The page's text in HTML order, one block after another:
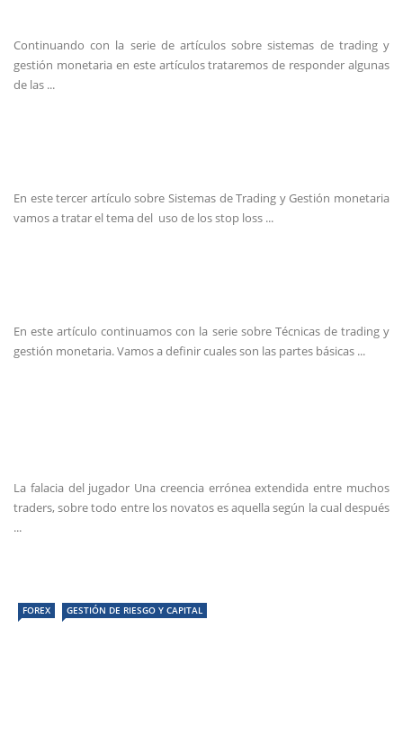
Continuando con la serie de artículos sobre sistemas de trading y
gestión monetaria en este artículos trataremos de responder algunas
de las ...
En este tercer artículo sobre Sistemas de Trading y Gestión monetaria
vamos a tratar el tema del uso de los stop loss ...
En este artículo continuamos con la serie sobre Técnicas de trading y
gestión monetaria. Vamos a definir cuales son las partes básicas ...
La falacia del jugador Una creencia errónea extendida entre muchos
traders, sobre todo entre los novatos es aquella según la cual después
...
FOREX GESTIÓN DE RIESGO Y CAPITAL